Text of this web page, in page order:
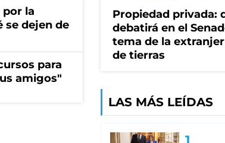
por la
se dejen de
para
amigos"
Propiedad privada:
debatirá en el
tema de la
de tierras
LAS MÁS LEÍDAS